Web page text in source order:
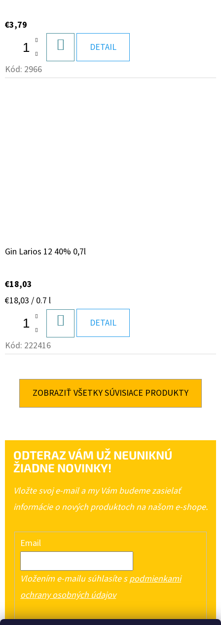
€3,79
KOŠÍKA
DETAIL
Kód: 2966
Gin Larios 12 40% 0,7l
€18,03
Jednotková
€18,03 / 0.7 l
KOŠÍKA
DETAIL
Kód: 222416
ZOBRAZIŤ VŠETKY SÚVISIACE PRODUKTY
ODTERAZ VÁM UŽ NEUNIKNÚ
ŽIADNE NOVINKY!
Vložte svoj e-mail a my Vám budeme zasielať
informácie o nových produktoch na našom e-shope.
Email
Vložením e-mailu súhlasíte spodmienkami
ochrany osobných údajov